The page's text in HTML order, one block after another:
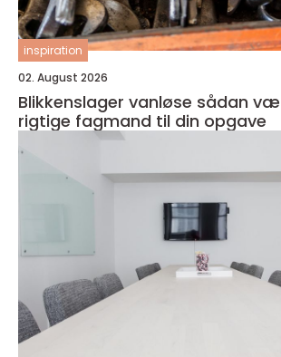
inspiration
02. August 2026
Blikkenslager vanløse sådan vælger du den
rigtige fagmand til din opgave